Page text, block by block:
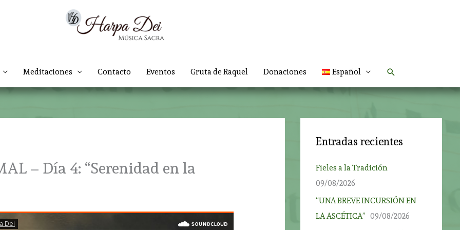
Meditaciones Contacto Eventos Gruta de Raquel Donaciones Español Buscar
– Día 4: “Serenidad en la
Entradas recientes
Fieles a la Tradición
09/08/2026
“UNA BREVE INCURSIÓN EN
LA ASCÉTICA” 09/08/2026